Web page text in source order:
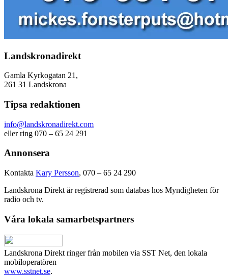
Landskronadirekt
Gamla Kyrkogatan 21,
261 31 Landskrona
Tipsa redaktionen
info@landskronadirekt.com
eller ring 070 – 65 24 291
Annonsera
Kontakta Kary Persson, 070 – 65 24 290
Landskrona Direkt är registrerad som databas hos Myndigheten för
radio och tv.
Våra lokala samarbetspartners
Landskrona Direkt ringer från mobilen via SST Net, den lokala
mobiloperatören
www.sstnet.se.